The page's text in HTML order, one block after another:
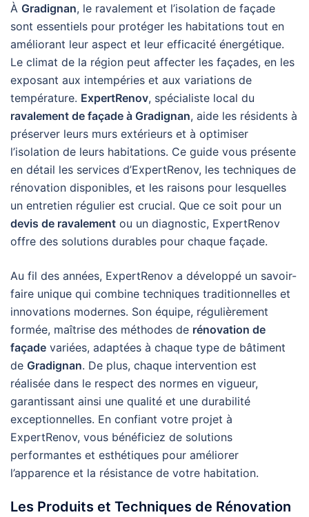
À Gradignan, le ravalement et l’isolation de façade
sont essentiels pour protéger les habitations tout en
améliorant leur aspect et leur efficacité énergétique.
Le climat de la région peut affecter les façades, en les
exposant aux intempéries et aux variations de
température. ExpertRenov, spécialiste local du
ravalement de façade à Gradignan, aide les résidents à
préserver leurs murs extérieurs et à optimiser
l’isolation de leurs habitations. Ce guide vous présente
en détail les services d’ExpertRenov, les techniques de
rénovation disponibles, et les raisons pour lesquelles
un entretien régulier est crucial. Que ce soit pour un
devis de ravalement ou un diagnostic, ExpertRenov
offre des solutions durables pour chaque façade.
Au fil des années, ExpertRenov a développé un savoir-
faire unique qui combine techniques traditionnelles et
innovations modernes. Son équipe, régulièrement
formée, maîtrise des méthodes de rénovation de
façade variées, adaptées à chaque type de bâtiment
de Gradignan. De plus, chaque intervention est
réalisée dans le respect des normes en vigueur,
garantissant ainsi une qualité et une durabilité
exceptionnelles. En confiant votre projet à
ExpertRenov, vous bénéficiez de solutions
performantes et esthétiques pour améliorer
l’apparence et la résistance de votre habitation.
Les Produits et Techniques de Rénovation